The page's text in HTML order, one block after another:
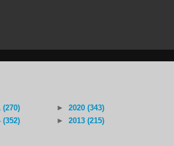
(270) ►
2020 (343)
(352)
► 2013 (215)